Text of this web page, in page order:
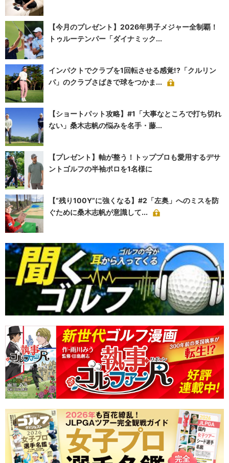
【今月のプレゼント】2026年男子メジャー全制覇！
トゥルーテンパー「ダイナミック...
インパクトでクラブを1回転させる感覚!?「クルリン
パ」のクラブさばきで球をつかま...
【ショートパット攻略】#1「大事なところで打ち切れ
ない」桑木志帆の悩みを名手・藤...
【プレゼント】軸が整う！トッププロも愛用するデサ
ントゴルフの半袖ポロを1名様に
【“残り100Y”に強くなる】#2「左奥」へのミスを防
ぐために桑木志帆が意識して...